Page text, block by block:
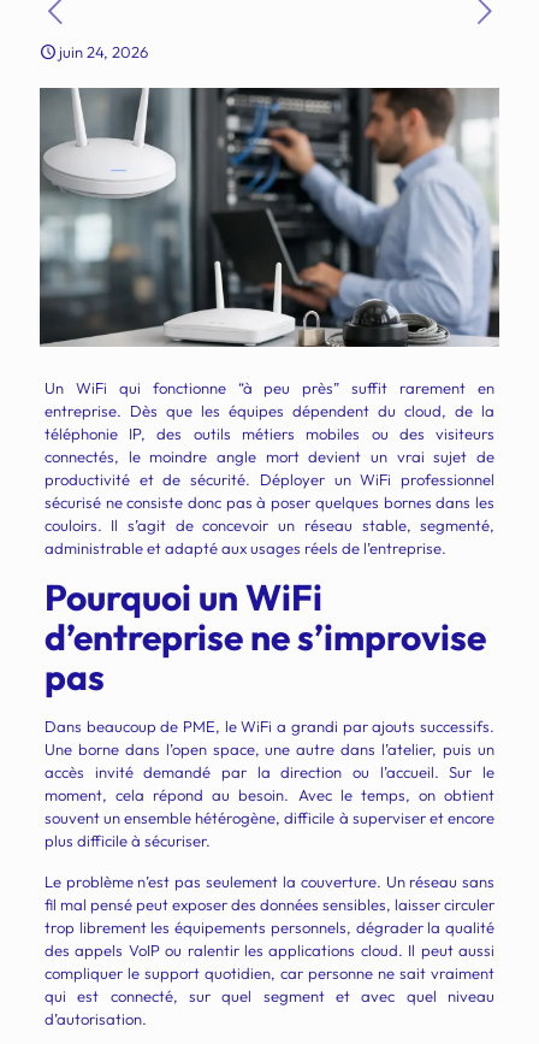
juin 24, 2026
Un WiFi qui fonctionne “à peu près” suffit rarement en
entreprise. Dès que les équipes dépendent du cloud, de la
téléphonie IP, des outils métiers mobiles ou des visiteurs
connectés, le moindre angle mort devient un vrai sujet de
productivité et de sécurité. Déployer un WiFi professionnel
sécurisé ne consiste donc pas à poser quelques bornes dans les
couloirs. Il s’agit de concevoir un réseau stable, segmenté,
administrable et adapté aux usages réels de l’entreprise.
Pourquoi un WiFi
d’entreprise ne s’improvise
pas
Dans beaucoup de PME, le WiFi a grandi par ajouts successifs.
Une borne dans l’open space, une autre dans l’atelier, puis un
accès invité demandé par la direction ou l’accueil. Sur le
moment, cela répond au besoin. Avec le temps, on obtient
souvent un ensemble hétérogène, difficile à superviser et encore
plus difficile à sécuriser.
Le problème n’est pas seulement la couverture. Un réseau sans
fil mal pensé peut exposer des données sensibles, laisser circuler
trop librement les équipements personnels, dégrader la qualité
des appels VoIP ou ralentir les applications cloud. Il peut aussi
compliquer le support quotidien, car personne ne sait vraiment
qui est connecté, sur quel segment et avec quel niveau
d’autorisation.